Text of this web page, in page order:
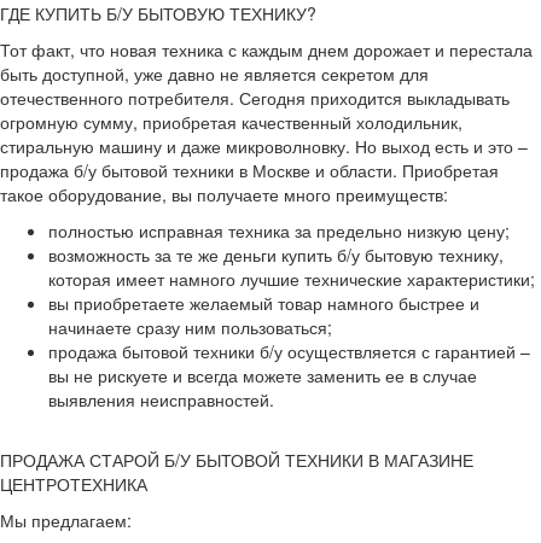
ГДЕ КУПИТЬ Б/У БЫТОВУЮ ТЕХНИКУ?
Тот факт, что новая техника с каждым днем дорожает и перестала
быть доступной, уже давно не является секретом для
отечественного потребителя. Сегодня приходится выкладывать
огромную сумму, приобретая качественный холодильник,
стиральную машину и даже микроволновку. Но выход есть и это –
продажа б/у бытовой техники в Москве и области. Приобретая
такое оборудование, вы получаете много преимуществ:
полностью исправная техника за предельно низкую цену;
возможность за те же деньги купить б/у бытовую технику,
которая имеет намного лучшие технические характеристики;
вы приобретаете желаемый товар намного быстрее и
начинаете сразу ним пользоваться;
продажа бытовой техники б/у осуществляется с гарантией –
вы не рискуете и всегда можете заменить ее в случае
выявления неисправностей.
ПРОДАЖА СТАРОЙ Б/У БЫТОВОЙ ТЕХНИКИ В МАГАЗИНЕ
ЦЕНТРОТЕХНИКА
Мы предлагаем: